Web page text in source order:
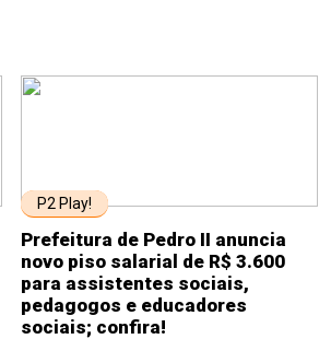
P2 Play!
Prefeitura de Pedro II anuncia
novo piso salarial de R$ 3.600
para assistentes sociais,
pedagogos e educadores
sociais; confira!